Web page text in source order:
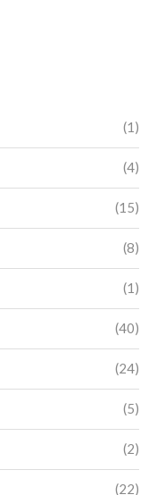
(1)
(4)
(15)
(8)
(1)
(40)
(24)
(5)
(2)
(22)